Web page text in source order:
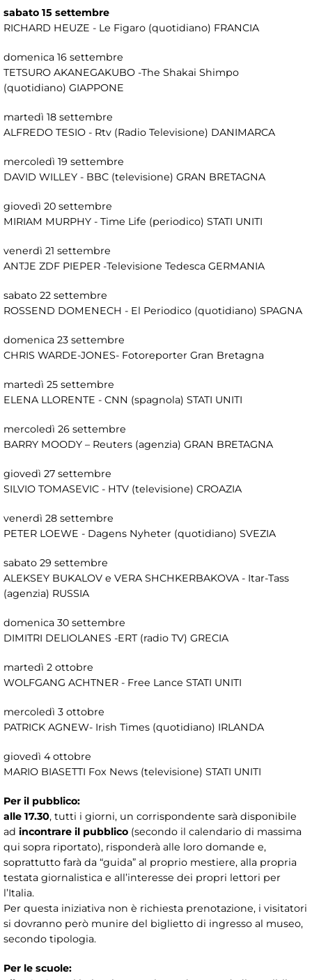
sabato 15 settembre
RICHARD HEUZE - Le Figaro (quotidiano) FRANCIA
domenica 16 settembre
TETSURO AKANEGAKUBO -The Shakai Shimpo
(quotidiano) GIAPPONE
martedì 18 settembre
ALFREDO TESIO - Rtv (Radio Televisione) DANIMARCA
mercoledì 19 settembre
DAVID WILLEY - BBC (televisione) GRAN BRETAGNA
giovedì 20 settembre
MIRIAM MURPHY - Time Life (periodico) STATI UNITI
venerdì 21 settembre
ANTJE ZDF PIEPER -Televisione Tedesca GERMANIA
sabato 22 settembre
ROSSEND DOMENECH - El Periodico (quotidiano) SPAGNA
domenica 23 settembre
CHRIS WARDE-JONES- Fotoreporter Gran Bretagna
martedì 25 settembre
ELENA LLORENTE - CNN (spagnola) STATI UNITI
mercoledì 26 settembre
BARRY MOODY – Reuters (agenzia) GRAN BRETAGNA
giovedì 27 settembre
SILVIO TOMASEVIC - HTV (televisione) CROAZIA
venerdì 28 settembre
PETER LOEWE - Dagens Nyheter (quotidiano) SVEZIA
sabato 29 settembre
ALEKSEY BUKALOV e VERA SHCHKERBAKOVA - Itar-Tass
(agenzia) RUSSIA
domenica 30 settembre
DIMITRI DELIOLANES -ERT (radio TV) GRECIA
martedì 2 ottobre
WOLFGANG ACHTNER - Free Lance STATI UNITI
mercoledì 3 ottobre
PATRICK AGNEW- Irish Times (quotidiano) IRLANDA
giovedì 4 ottobre
MARIO BIASETTI Fox News (televisione) STATI UNITI
Per il pubblico:
alle 17.30, tutti i giorni, un corrispondente sarà disponibile
ad incontrare il pubblico (secondo il calendario di massima
qui sopra riportato), risponderà alle loro domande e,
soprattutto farà da “guida” al proprio mestiere, alla propria
testata giornalistica e all’interesse dei propri lettori per
l’Italia.
Per questa iniziativa non è richiesta prenotazione, i visitatori
si dovranno però munire del biglietto di ingresso al museo,
secondo tipologia.
Per le scuole: